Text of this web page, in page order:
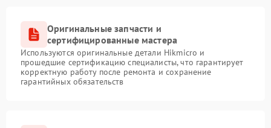
Оригинальные запчасти и
сертифицированные мастера
Используются оригинальные детали Hikmicro и
прошедшие сертификацию специалисты, что гарантирует
корректную работу после ремонта и сохранение
гарантийных обязательств